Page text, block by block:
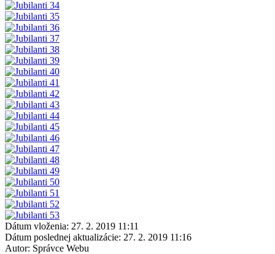
Dátum vloženia: 27. 2. 2019 11:11
Dátum poslednej aktualizácie: 27. 2. 2019 11:16
Autor: Správce Webu